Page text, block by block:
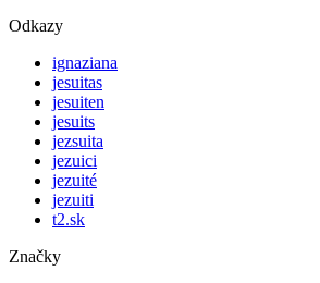
Odkazy
ignaziana
jesuitas
jesuiten
jesuits
jezsuita
jezuici
jezuité
jezuiti
t2.sk
Značky